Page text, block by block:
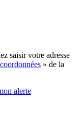
saisir votre adresse
» de la
alerte